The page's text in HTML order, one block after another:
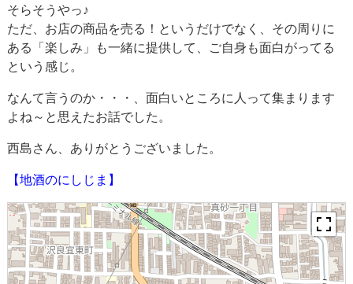
そらそうやっ♪
ただ、お店の商品を売る！というだけでなく、その周りに
ある「楽しみ」も一緒に提供して、ご自身も面白がってる
という感じ。
なんて言うのか・・・、面白いところに人って集まります
よね～と思えたお話でした。
西島さん、ありがとうございました。
【地酒のにしじま】